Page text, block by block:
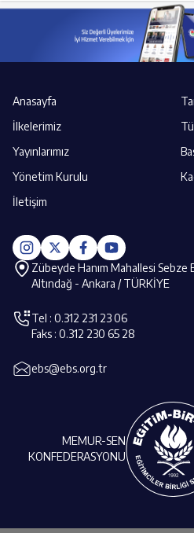
Anasayfa
İlkelerimiz
Yayınlarımız
Yönetim Kurulu
İletişim
MEMUR-SEN
KONFEDERASYONU
Zübeyde Hanım Mahallesi Sebze
Altındağ - Ankara / TÜRKİYE
Tel : 0.312 231 23 06
Faks : 0.312 230 65 28
ebs@ebs.org.tr